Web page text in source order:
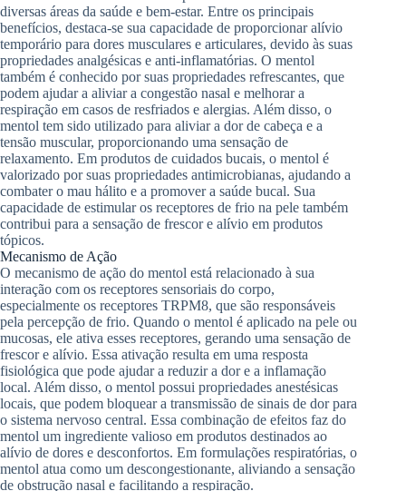
diversas áreas da saúde e bem-estar. Entre os principais
benefícios, destaca-se sua capacidade de proporcionar alívio
temporário para dores musculares e articulares, devido às suas
propriedades analgésicas e anti-inflamatórias. O mentol
também é conhecido por suas propriedades refrescantes, que
podem ajudar a aliviar a congestão nasal e melhorar a
respiração em casos de resfriados e alergias. Além disso, o
mentol tem sido utilizado para aliviar a dor de cabeça e a
tensão muscular, proporcionando uma sensação de
relaxamento. Em produtos de cuidados bucais, o mentol é
valorizado por suas propriedades antimicrobianas, ajudando a
combater o mau hálito e a promover a saúde bucal. Sua
capacidade de estimular os receptores de frio na pele também
contribui para a sensação de frescor e alívio em produtos
tópicos.
Mecanismo de Ação
O mecanismo de ação do mentol está relacionado à sua
interação com os receptores sensoriais do corpo,
especialmente os receptores TRPM8, que são responsáveis
pela percepção de frio. Quando o mentol é aplicado na pele ou
mucosas, ele ativa esses receptores, gerando uma sensação de
frescor e alívio. Essa ativação resulta em uma resposta
fisiológica que pode ajudar a reduzir a dor e a inflamação
local. Além disso, o mentol possui propriedades anestésicas
locais, que podem bloquear a transmissão de sinais de dor para
o sistema nervoso central. Essa combinação de efeitos faz do
mentol um ingrediente valioso em produtos destinados ao
alívio de dores e desconfortos. Em formulações respiratórias, o
mentol atua como um descongestionante, aliviando a sensação
de obstrução nasal e facilitando a respiração.